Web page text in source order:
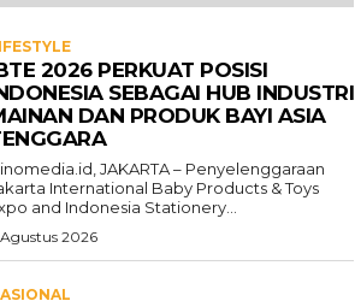
2026 PERKUAT POSISI
SEBAGAI HUB INDUSTRI
DAN PRODUK BAYI ASIA
JAKARTA – Penyelenggaraan
International Baby Products & Toys
and Indonesia Stationery...
2026